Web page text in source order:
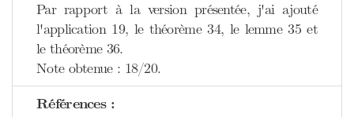
Par rapport à la version présentée, j'ai ajouté
l'application 19, le théorème 34, le lemme 35 et
le théorème 36.
Note obtenue : 18/20.
Références :